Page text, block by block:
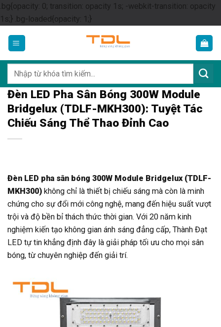
.bg{opacity: 0; transition: opacity 1s; -webkit-transition: opacity
1s;} .bg-loaded{opacity: 1;}Skip
content
kiếm:
Đèn LED Pha Sân Bóng 300W Module
Bridgelux (TDLF-MKH300): Tuyệt Tác
Chiếu Sáng Thể Thao Đỉnh Cao
Đèn LED pha sân bóng 300W Module Bridgelux (TDLF-
MKH300) không chỉ là thiết bị chiếu sáng mà còn là minh
chứng cho sự đổi mới công nghệ, mang đến hiệu suất vượt
trội và độ bền bỉ thách thức thời gian. Với 20 năm kinh
nghiệm kiến tạo không gian ánh sáng đẳng cấp, Thành Đạt
LED tự tin khẳng định đây là giải pháp tối ưu cho mọi sân
bóng, từ chuyên nghiệp đến giải trí.